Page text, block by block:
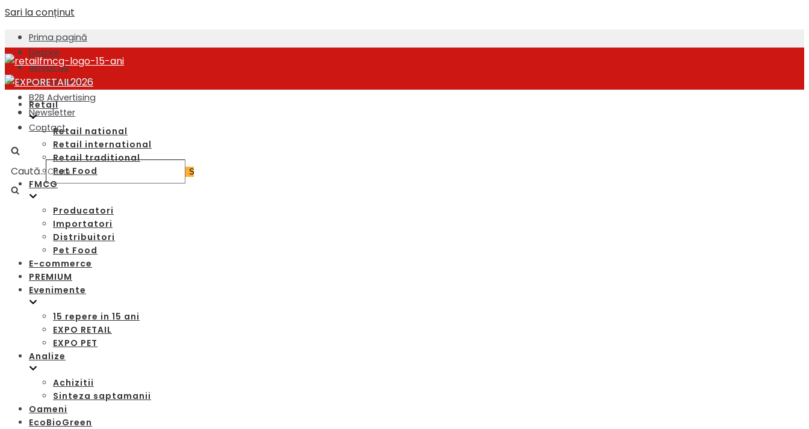
Sari la conținut
Prima pagină
Despre
About us
Publicitate B2B
B2B Advertising
Newsletter
Contact
Caută...
Retail
Retail national
Retail international
Retail traditional
Pet Food
FMCG
Producatori
Importatori
Distribuitori
Pet Food
E-commerce
PREMIUM
Evenimente
15 repere in 15 ani
EXPO RETAIL
EXPO PET
Analize
Achizitii
Sinteza saptamanii
Oameni
EcoBioGreen